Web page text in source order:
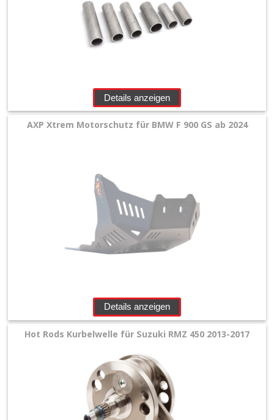
Details anzeigen
AXP Xtrem Motorschutz für BMW F 900 GS ab 2024
Details anzeigen
Hot Rods Kurbelwelle für Suzuki RMZ 450 2013-2017